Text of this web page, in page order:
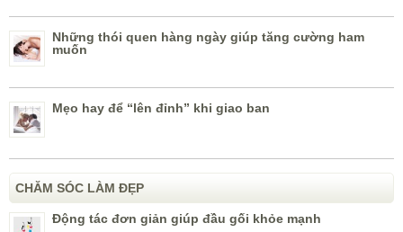
Những thói quen hàng ngày giúp tăng cường ham
muốn
Mẹo hay để “lên đỉnh” khi giao ban
CHĂM SÓC LÀM ĐẸP
Động tác đơn giản giúp đầu gối khỏe mạnh